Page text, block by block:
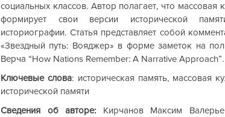
социальных классов. Автор полагает, что массовая
формирует свои версии исторической
историографии. Статья представляет собой
«Звездный путь: Вояджер» в форме заметок на
Верча “How Nations Remember: A Narrative Approach”.
Ключевые слова: историческая память, массовая
исторической памяти
Сведения об авторе: Кирчанов Максим